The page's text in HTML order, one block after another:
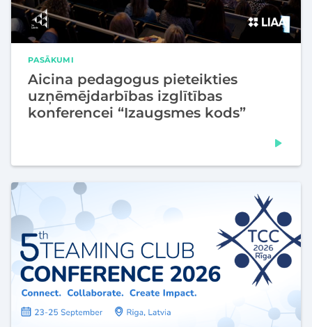
PASĀKUMI
Aicina pedagogus pieteikties
uzņēmējdarbības izglītības
konferencei “Izaugsmes kods”